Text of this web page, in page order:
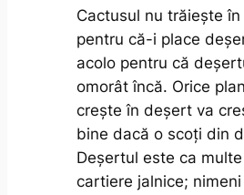
Cactusul nu trăiește
pentru că-i place
acolo pentru că
omorât încă. Orice
crește în deșert va
bine dacă o scoți din
Deșertul este ca
cartiere jalnice;